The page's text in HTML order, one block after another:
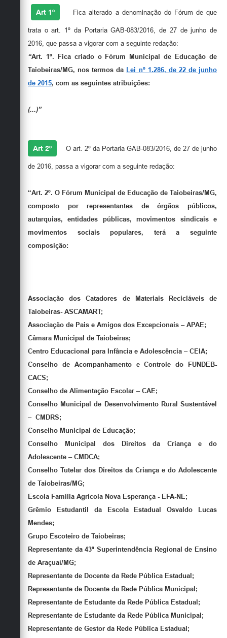
Art 1º Fica alterado a denominação do Fórum de que
trata o art. 1º da Portaria GAB-083/2016, de 27 de junho de
2016, que passa a vigorar com a seguinte redação:
“Art. 1º. Fica criado o Fórum Municipal de Educação de
Taiobeiras/MG, nos termos da Lei nº 1.286, de 22 de junho
de 2015, com as seguintes atribuições:
(...)”
Art 2º O art. 2º da Portaria GAB-083/2016, de 27 de junho
de 2016, passa a vigorar com a seguinte redação:
“Art. 2º. O Fórum Municipal de Educação de Taiobeiras/MG,
composto por representantes de órgãos públicos,
autarquias, entidades públicas, movimentos sindicais e
movimentos sociais populares, terá a seguinte
composição:
Associação dos Catadores de Materiais Recicláveis de
Taiobeiras- ASCAMART;
Associação de Pais e Amigos dos Excepcionais – APAE;
Câmara Municipal de Taiobeiras;
Centro Educacional para Infância e Adolescência – CEIA;
Conselho de Acompanhamento e Controle do FUNDEB-
CACS;
Conselho de Alimentação Escolar – CAE;
Conselho Municipal de Desenvolvimento Rural Sustentável
– CMDRS;
Conselho Municipal de Educação;
Conselho Municipal dos Direitos da Criança e do
Adolescente – CMDCA;
Conselho Tutelar dos Direitos da Criança e do Adolescente
de Taiobeiras/MG;
Escola Família Agrícola Nova Esperança - EFA-NE;
Grêmio Estudantil da Escola Estadual Osvaldo Lucas
Mendes;
Grupo Escoteiro de Taiobeiras;
Representante da 43ª Superintendência Regional de Ensino
de Araçuaí/MG;
Representante de Docente da Rede Pública Estadual;
Representante de Docente da Rede Pública Municipal;
Representante de Estudante da Rede Pública Estadual;
Representante de Estudante da Rede Pública Municipal;
Representante de Gestor da Rede Pública Estadual;